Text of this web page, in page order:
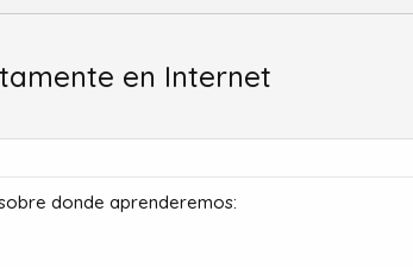
en Internet
donde aprenderemos: